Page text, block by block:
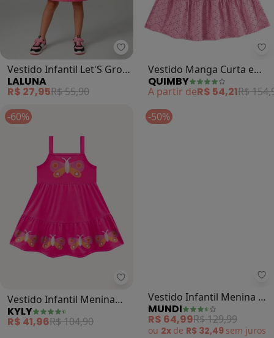
Laluna - Vestido Infantil Let'S
Vestido Infantil Let'S Grow
(Pink)
LALUNA
R$ 27,95R$ 55,90
Vestido Manga Curta e
Faixa de Cabelo (Rosa)
QUIMBY
A partir deR$ 54,21R$
-60%
Vestido Infantil Menina
Borboletas (Rosa)
KYLY
R$ 41,96R$ 104,90
-50%
Vestido Infantil Menina de
Corações (Rosa)
MUNDI
R$ 64,99R$ 129,99
ou 2x de R$ 32,49 semjuros